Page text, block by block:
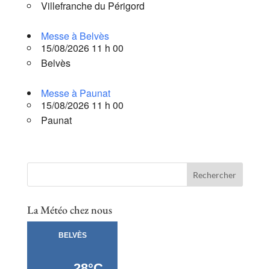
Villefranche du Périgord
Messe à Belvès
15/08/2026 11 h 00
Belvès
Messe à Paunat
15/08/2026 11 h 00
Paunat
La Météo chez nous